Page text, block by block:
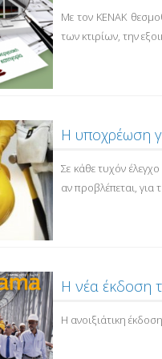
Με τον ΚΕΝΑΚ
των κτιρίων, την
Η υποχρέωση
Σε κάθε τυχόν
αν προβλέπεται, για
Η νέα έκδοση
Η ανοιξιάτικη